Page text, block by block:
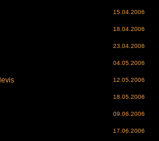
15.04.2006
18.04.2006
23.04.2006
04.05.2006
12.05.2006
18.05.2006
09.06.2006
17.06.2006